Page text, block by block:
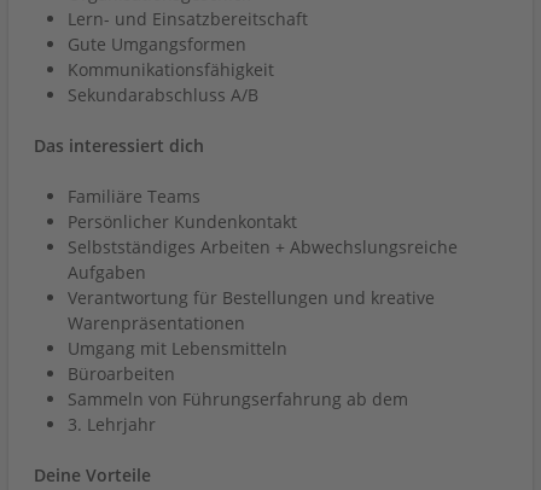
Lern- und Einsatzbereitschaft
Gute Umgangsformen
Kommunikationsfähigkeit
Sekundarabschluss A/B
Das interessiert dich
Familiäre Teams
Persönlicher Kundenkontakt
Selbstständiges Arbeiten + Abwechslungsreiche
Aufgaben
Verantwortung für Bestellungen und kreative
Warenpräsentationen
Umgang mit Lebensmitteln
Büroarbeiten
Sammeln von Führungserfahrung ab dem
3. Lehrjahr
Deine Vorteile